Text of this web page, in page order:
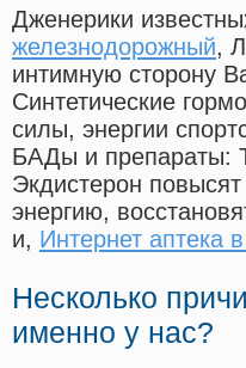
Дженерики
железнодорожный,
интимную сторону
Синтетические
силы, энергии
БАДы и препараты:
Экдистерон
энергию,
и, Интернет аптека
Несколько
именно у нас?